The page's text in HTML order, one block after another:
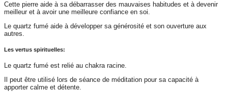
Cette pierre aide à sa débarrasser des mauvaises habitudes et à devenir
meilleur et à avoir une meilleure confiance en soi.
Le quartz fumé aide à développer sa générosité et son ouverture aux
autres.
Les vertus spirituelles:
Le quartz fumé est relié au chakra racine.
Il peut être utilisé lors de séance de méditation pour sa capacité à
apporter calme et détente.